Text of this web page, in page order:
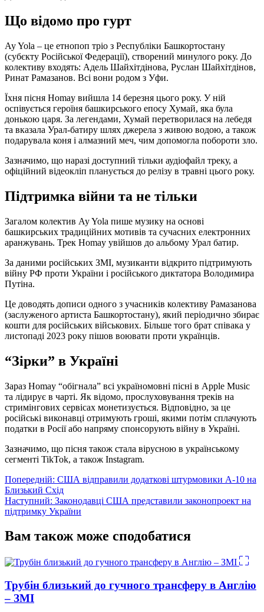
Що відомо про гурт
Ay Yola – це етнопоп тріо з Республіки Башкортостану
(субєкту Російської Федерації), створений минулого року. До
колективу входять: Адель Шайхітдінова, Руслан Шайхітдінов,
Ринат Рамазанов. Всі вони родом з Уфи.
Їхня пісня Homay вийшла 14 березня цього року. У ній
оспівується героїня башкирського епосу Хумай, яка була
донькою царя. За легендами, Хумай перетворилася на лебедя
та вказала Урал-батиру шлях джерела з живою водою, а також
подарувала коня і алмазний меч, чим допомогла побороти зло.
Зазначимо, що наразі доступний тільки аудіофайл треку, а
офіційний відеокліп планується до релізу в травні цього року.
Підтримка війни та не тільки
Загалом колектив Ay Yola пише музику на основі
башкирських традиційних мотивів та сучасних електронних
аранжувань. Трек Homay увійшов до альбому Урал батир.
За даними російських ЗМІ, музиканти відкрито підтримують
війну РФ проти України і російського диктатора Володимира
Путіна.
Це доводять дописи одного з учасників колективу Рамазанова
(заслуженого артиста Башкортостану), який періодично збирає
кошти для російських військових. Більше того брат співака у
листопаді 2023 року пішов воювати проти українців.
“Зірки” в Україні
Зараз Homay “обігнала” всі україномовні пісні в Apple Music
та лідирує в чарті. Як відомо, прослуховування треків на
стримінгових сервісах монетизується. Відповідно, за це
російські виконавці отримують гроші, якими потім сплачують
податки в Росії або напряму спонсорують війну в Україні.
Зазначимо, що пісня також стала вірусною в українському
сегменті TikTok, а також Instagram.
Навігація
записів
Попередній: США відправили додаткові штурмовики А-10 на
Близький Схід
Наступний: Законодавці США представили законопроект на
підтримку України
Вам також може сподобатися
Трубін близький до гучного трансферу в Англію
– ЗМІ